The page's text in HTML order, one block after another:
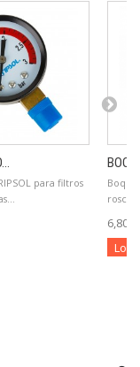
para filtros
roscar
6,80 €
Lo